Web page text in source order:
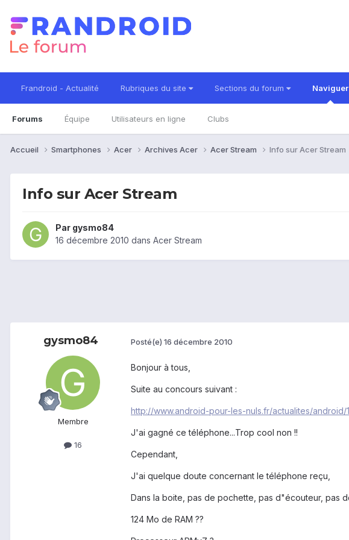
Frandroid - Actualité Rubriques du site Sections du forum Naviguer
Forums Équipe Utilisateurs en ligne Clubs
Accueil Smartphones Acer Archives Acer Acer Stream Info sur Acer Stream
Info sur Acer Stream
Par gysmo84
16 décembre 2010 dans Acer Stream
gysmo84
Membre
16
Posté(e) 16 décembre 2010
Bonjour à tous,
Suite au concours suivant :
http://www.android-pour-les-nuls.fr/actualites/
J'ai gagné ce téléphone...Trop cool non !!
Cependant,
J'ai quelque doute concernant le téléphone reçu,
Dans la boite, pas de pochette, pas d"écouteur, pas
124 Mo de RAM ??